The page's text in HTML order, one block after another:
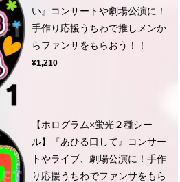
い』コンサートや劇場公演に！
手作り応援うちわで推しメンか
らファンサをもらおう！！
¥1,210
【ホログラム×蛍光２種シー
ル】『あひる口して』コンサー
トやライブ、劇場公演に！手作
り応援うちわでファンサをもら